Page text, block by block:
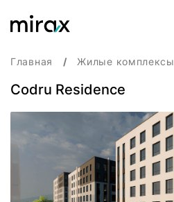
Главная Жилые комплексы
Codru Residence